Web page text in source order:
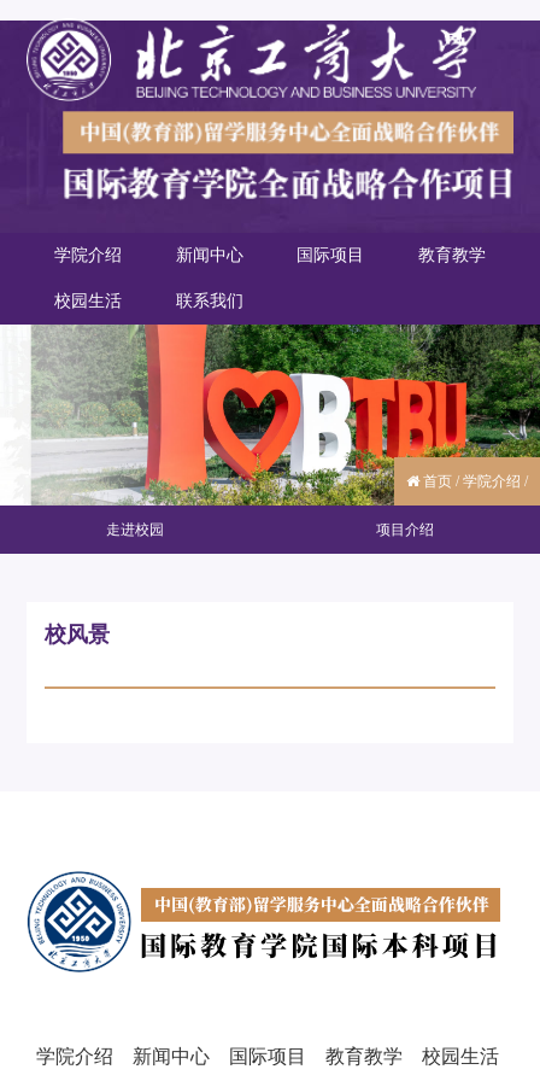
学院介绍 新闻中心 国际项目 教育教学
校园生活 联系我们
首页 /学院介绍 /
走进校园 项目介绍
校风景
学院介绍 新闻中心 国际项目 教育教学 校园生活